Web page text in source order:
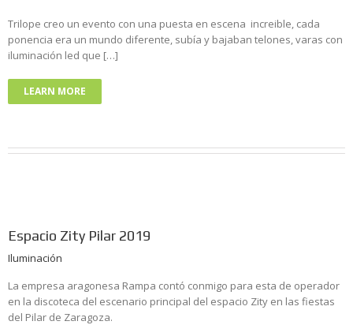
Trilope creo un evento con una puesta en escena increible, cada
ponencia era un mundo diferente, subía y bajaban telones, varas con
iluminación led que […]
LEARN MORE
Espacio Zity Pilar 2019
Iluminación
La empresa aragonesa Rampa contó conmigo para esta de operador
en la discoteca del escenario principal del espacio Zity en las fiestas
del Pilar de Zaragoza.